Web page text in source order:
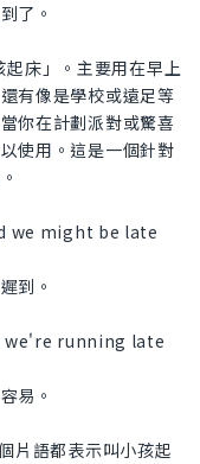
了。
床」。主要用在早上
有像是學校或遠足等
你在計劃派對或驚喜
使用。這是一個針對
we might be late
到。
running late
易。
語都表示叫小孩起